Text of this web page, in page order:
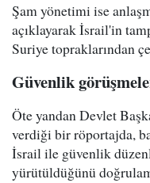
Şam yönetimi ise
açıklayarak İsrail'in
Suriye topraklarından
Güvenlik
Öte yandan Devlet
verdiği bir röportajda,
İsrail ile güvenlik
yürütüldüğünü